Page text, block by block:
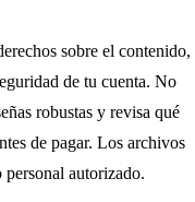
sobre el contenido,
de tu cuenta. No
robustas y revisa qué
de pagar. Los archivos
personal autorizado.